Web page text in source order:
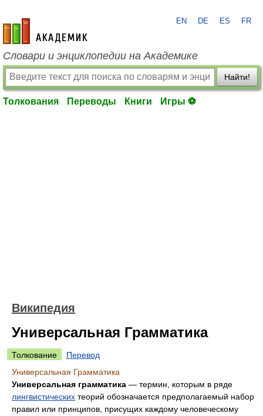
academic.ru
EN DE ES FR
Словари и энциклопедии на Академике
Найти!
Толкования Переводы Книги Игры ⚽
Википедия
Универсальная Грамматика
Толкование
Перевод
Универсальная Грамматика
Универсальная грамматика — термин, которым в ряде
лингвистических теорий обозначается предполагаемый набор
правил или принципов, присущих каждому человеческому